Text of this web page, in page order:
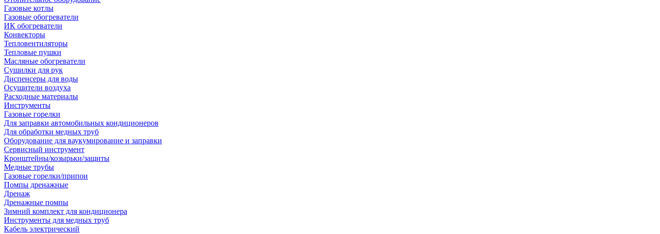
Газовые котлы
Газовые обогреватели
ИК обогреватели
Конвекторы
Тепловентиляторы
Тепловые пушки
Масляные обогреватели
Сушилки для рук
Диспенсеры для воды
Осушители воздуха
Расходные материалы
Инструменты
Газовые горелки
Для заправки автомобильных кондиционеров
Для обработки медных труб
Оборудование для ваукумирование и заправки
Сервисный инструмент
Кронштейны/козырьки/защиты
Медные трубы
Газовые горелки/припои
Помпы дренажные
Дренаж
Дренажные помпы
Зимний комплект для кондиционера
Инструменты для медных труб
Кабель электрический